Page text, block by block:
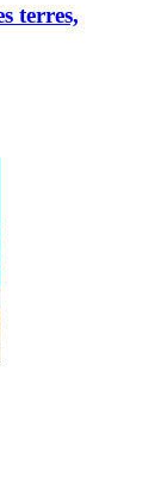
terres,